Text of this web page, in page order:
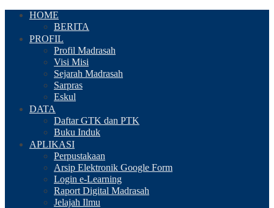
HOME
BERITA
PROFIL
Profil Madrasah
Visi Misi
Sejarah Madrasah
Sarpras
Eskul
DATA
Daftar GTK dan PTK
Buku Induk
APLIKASI
Perpustakaan
Arsip Elektronik Google Form
Login e-Learning
Raport Digital Madrasah
Jelajah Ilmu